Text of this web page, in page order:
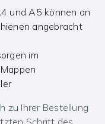
und A5 können an
angebracht
im
zu Ihrer Bestellung